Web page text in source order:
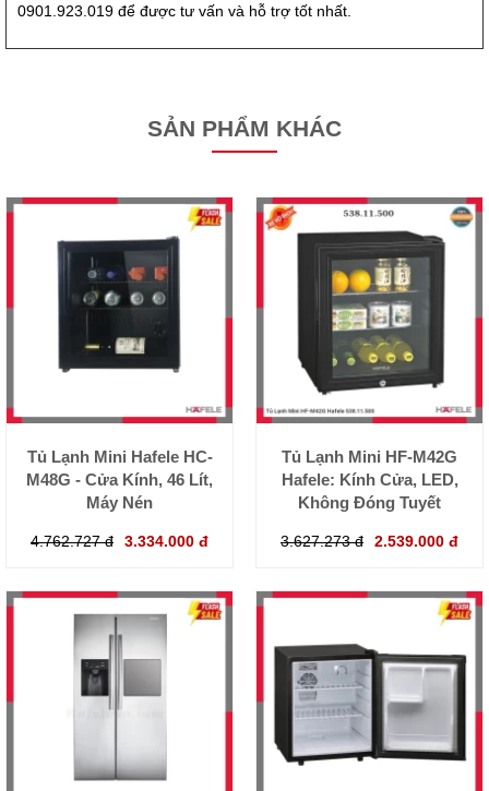
0901.923.019 để được tư vấn và hỗ trợ tốt nhất.
SẢN PHẨM KHÁC
Tủ Lạnh Mini Hafele HC-
M48G - Cửa Kính, 46 Lít,
Máy Nén
4.762.727 đ 3.334.000 đ
Tủ Lạnh Mini HF-M42G
Hafele: Kính Cửa, LED,
Không Đóng Tuyết
3.627.273 đ 2.539.000 đ